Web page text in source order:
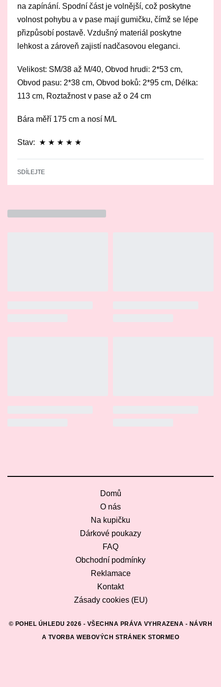
na zapínání. Spodní část je volnější, což poskytne
volnost pohybu a v pase mají gumičku, čímž se lépe
přizpůsobí postavě. Vzdušný materiál poskytne
lehkost a zároveň zajistí nadčasovou eleganci.
Velikost: SM/38 až M/40, Obvod hrudi: 2*53 cm,
Obvod pasu: 2*38 cm, Obvod boků: 2*95 cm, Délka:
113 cm, Roztažnost v pase až o 24 cm
Bára měří 175 cm a nosí M/L
Stav: ★ ★ ★ ★ ★
SDÍLEJTE
Domů
O nás
Na kupičku
Dárkové poukazy
FAQ
Obchodní podmínky
Reklamace
Kontakt
Zásady cookies (EU)
© POHEL ÚHLEDU 2026 - VŠECHNA PRÁVA VYHRAZENA - NÁVRH
A TVORBA WEBOVÝCH STRÁNEK STORMEO